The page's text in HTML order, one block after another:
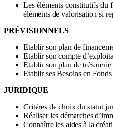
Les éléments constitutifs du
éléments de valorisation si
PRÉVISIONNELS
Etablir son plan de
Etablir son compte
Etablir son plan de trésorerie
Etablir ses Besoins en
JURIDIQUE
Critères de choix du statut
Réaliser les démarches
Connaître les aides à la